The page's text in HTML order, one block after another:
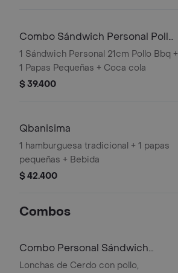
limonadas 16oz o (2) dos gaseosas
personal con arequipe
Combo Sándwich Personal Pollo
BBQ
1 Sándwich Personal 21cm Pollo Bbq +
1 Papas Pequeñas + Coca cola
$ 39.400
Qbanisima
1 hamburguesa tradicional + 1 papas
pequeñas + Bebida
$ 42.400
Combos
Combo Personal Sándwich
Especial
Lonchas de Cerdo con pollo,